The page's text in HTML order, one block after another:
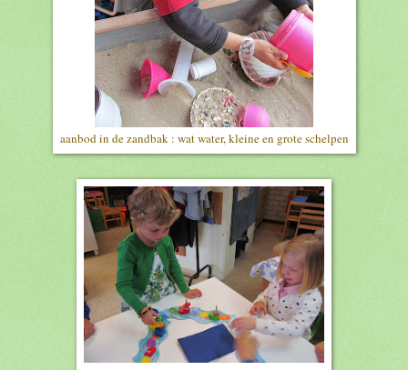
aanbod in de zandbak : wat water, kleine en grote schelpen